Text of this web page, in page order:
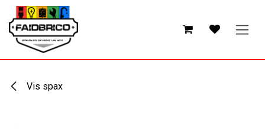
Se rendre au contenu
Vis spax